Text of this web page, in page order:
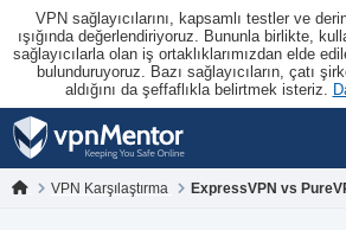
VPN sağlayıcılarını, kapsamlı testler ve
ışığında değerlendiriyoruz. Bununla birlikte,
sağlayıcılarla olan iş ortaklıklarımızdan elde
bulunduruyoruz. Bazı sağlayıcıların, çatı
aldığını da şeffaflıkla belirtmek isteriz.
VPN Karşılaştırma ExpressVPN vs